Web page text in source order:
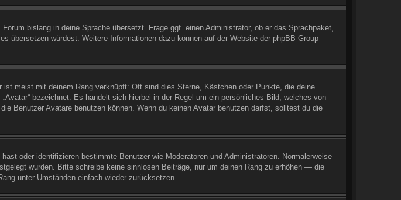
bislang in deine Sprache übersetzt. Frage ggf. einen Administrator, ob er das Sprachpaket,
übersetzen würdest. Weitere Informationen dazu können auf der Website der phpBB Group
meist mit deinem Rang verknüpft: Oft sind dies Sterne, Kästchen oder Punkte, die deine
bezeichnet. Es handelt sich hierbei in der Regel um ein persönliches Bild, welches von
Benutzer Avatare benutzen können. Wenn du keinen Avatar benutzen darfst, solltest du die
oder identifizieren bestimmte Benutzer wie Moderatoren und Administratoren. Normalerweise
wurden. Bitte schreibe keine sinnlosen Beiträge, nur um deinen Rang zu erhöhen — die
unter Umständen einfach wieder zurücksetzen.